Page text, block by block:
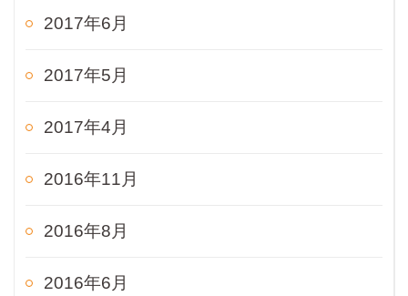
2017年6月
2017年5月
2017年4月
2016年11月
2016年8月
2016年6月